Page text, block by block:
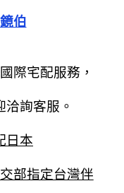
伯
際宅配服務，
詢客服。
日本
部指定台灣伴